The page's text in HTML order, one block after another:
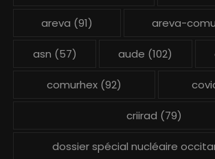
areva (91) areva-
asn (57) aude (102)
comurhex (92)
criirad (79)
dossier spécial nucléaire